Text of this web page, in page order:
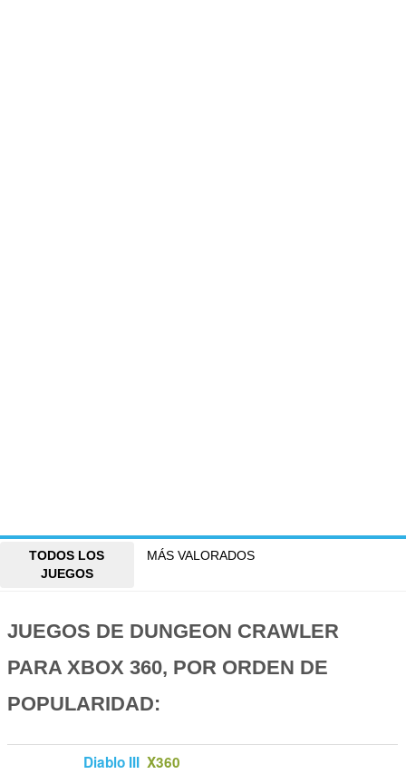
TODOS LOS
JUEGOS
MÁS VALORADOS
JUEGOS DE DUNGEON CRAWLER
PARA XBOX 360, POR ORDEN DE
POPULARIDAD:
Diablo III X360